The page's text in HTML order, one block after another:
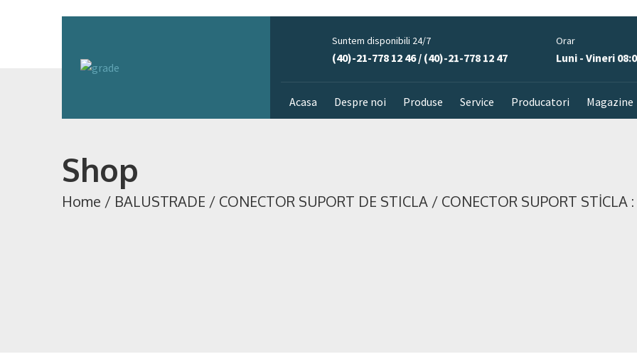
Suntem disponibili 24/7
(40)-21-778 12 46 / (40)-21-778 12 47
Orar
Luni - Vineri
Acasa Despre noi Produse Service Producatori Magazine
Shop
Home / BALUSTRADE / CONECTOR SUPORT DE STICLA / CONECTOR SUPORT STİCLA